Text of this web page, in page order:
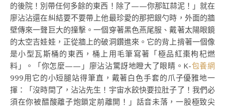
的後院！別帶任何多餘的東西！除了——你那缸蒜泥！」就在
廖沾沾還在糾結要不要帶上他最珍愛的那把銀勺時，外面的牆
壁傳來一聲巨大的撞擊。一個穿著黑色燕尾服、戴著太陽眼鏡
的太空吉娃娃，正從牆上的破洞鑽進來。它的背上揹著一個像
是小型瓦斯桶的東西，桶上用毛筆寫著「極品紅棗枸杞燃
料」。「你怎麼——」廖沾沾驚訝地瞪大了眼睛。K-包養網
999用它的小短腿站得筆直，戴著白色手套的爪子優雅地一
揮：「沒時間了，沾沾先生！宇宙水餃快要拉肚子了！我們必
須在你被醋酸離子炮鎖定前離開！」話音未落，一股極致尖